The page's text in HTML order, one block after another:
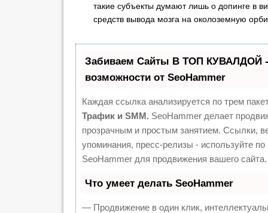
такие субъекты думают лишь о допинге в
средств вывода мозга на околоземную
Забиваем Сайты В ТОП КУВАЛДОЙ
возможности от SeoHammer
Каждая ссылка анализируется по трем
Трафик и SMM. SeoHammer делает
прозрачным и простым занятием. Ссылки,
упоминания, пресс-релизы - используйте
SeoHammer для продвижения вашего сайта.
Что умеет делать SeoHammer
— Продвижение в один клик,